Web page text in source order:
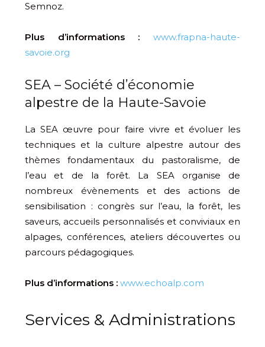
Semnoz.
Plus d’informations :
www.frapna-haute-
savoie.org
SEA – Société d’économie
alpestre de la Haute-Savoie
La SEA œuvre pour faire vivre et évoluer les
techniques et la culture alpestre autour des
thèmes fondamentaux du pastoralisme, de
l’eau et de la forêt. La SEA organise de
nombreux évènements et des actions de
sensibilisation : congrès sur l’eau, la forêt, les
saveurs, accueils personnalisés et conviviaux en
alpages, conférences, ateliers découvertes ou
parcours pédagogiques.
Plus d’informations : www.echoalp.com
Services & Administrations